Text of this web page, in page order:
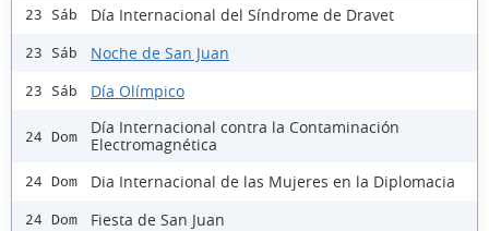
23 Sáb Día Internacional del Síndrome de Dravet
23 Sáb Noche de San Juan
23 Sáb Día Olímpico
24 Dom
Día Internacional contra la Contaminación
Electromagnética
24 Dom Dia Internacional de las Mujeres en la Diplomacia
24 Dom Fiesta de San Juan